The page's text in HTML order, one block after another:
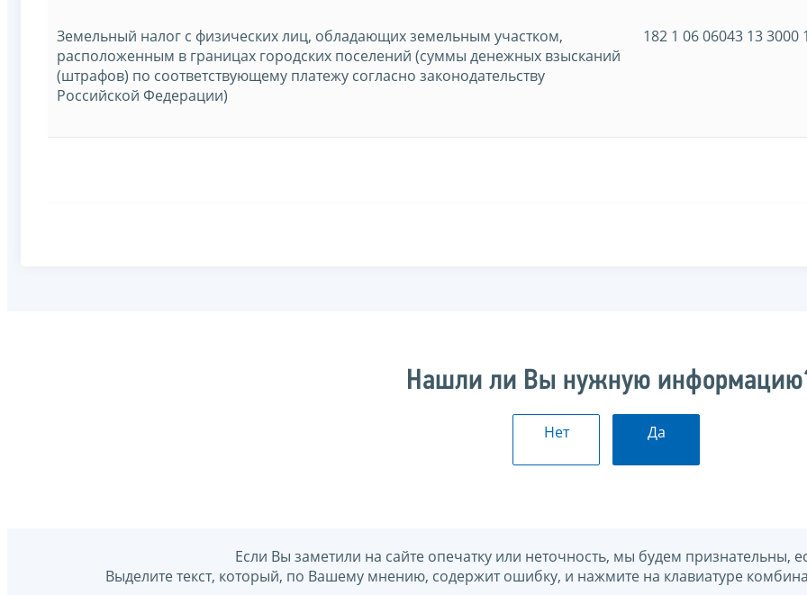
Земельный налог с физических лиц, обладающих земельным участком,
расположенным в границах городских поселений (суммы денежных взысканий
(штрафов) по соответствующему платежу согласно законодательству
Российской Федерации)
182 1 06 06043 13 3000
Нашли ли Вы нужную
Нет Да
Если Вы заметили на сайте опечатку или неточность, мы будем признательны,
Выделите текст, который, по Вашему мнению, содержит ошибку, и нажмите на клавиатуре